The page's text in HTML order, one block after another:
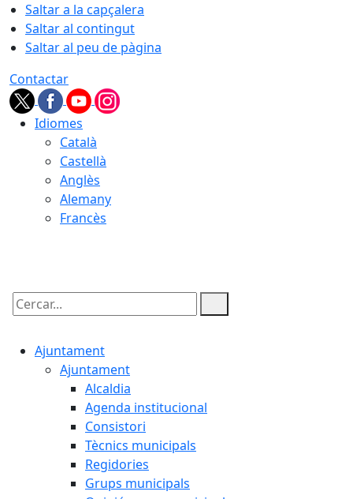
Saltar a la capçalera
Saltar al contingut
Saltar al peu de pàgina
Contactar
Idiomes
Català
Castellà
Anglès
Alemany
Francès
Cercar:
Ajuntament
Ajuntament
Alcaldia
Agenda institucional
Consistori
Tècnics municipals
Regidories
Grups municipals